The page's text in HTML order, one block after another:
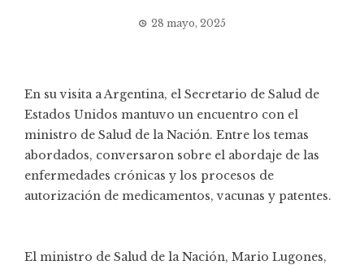
28 mayo, 2025
En su visita a Argentina, el Secretario de Salud de
Estados Unidos mantuvo un encuentro con el
ministro de Salud de la Nación. Entre los temas
abordados, conversaron sobre el abordaje de las
enfermedades crónicas y los procesos de
autorización de medicamentos, vacunas y patentes.
El ministro de Salud de la Nación, Mario Lugones,